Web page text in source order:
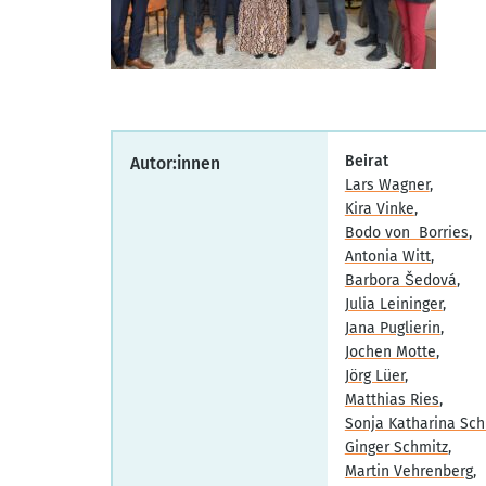
Autor:innen
Beirat
Lars Wagner
Kira Vinke
Bodo von Borries
Antonia Witt
Barbora Šedová
Julia Leininger
Jana Puglierin
Jochen Motte
Jörg Lüer
Matthias Ries
Sonja Katharina
Ginger Schmitz
Martin Vehrenberg